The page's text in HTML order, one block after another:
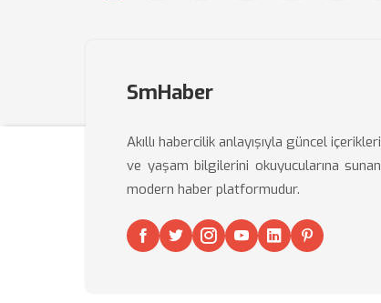
SmHaber
Akıllı habercilik anlayışıyla güncel içerikleri
ve yaşam bilgilerini okuyucularına sunan
modern haber platformudur.